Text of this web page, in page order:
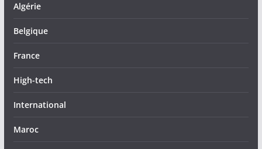
Algérie
Belgique
France
High-tech
International
Maroc